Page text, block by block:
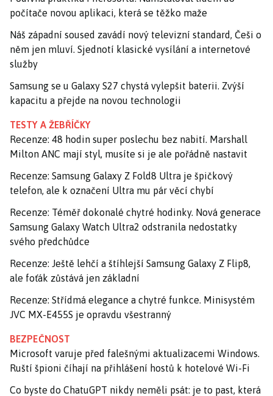
počítače novou aplikaci, která se těžko maže
Náš západní soused zavádí nový televizní standard, Češi o
něm jen mluví. Sjednotí klasické vysílání a internetové
služby
Samsung se u Galaxy S27 chystá vylepšit baterii. Zvýší
kapacitu a přejde na novou technologii
TESTY A ŽEBŘÍČKY
Recenze: 48 hodin super poslechu bez nabití. Marshall
Milton ANC mají styl, musíte si je ale pořádně nastavit
Recenze: Samsung Galaxy Z Fold8 Ultra je špičkový
telefon, ale k označení Ultra mu pár věcí chybí
Recenze: Téměř dokonalé chytré hodinky. Nová generace
Samsung Galaxy Watch Ultra2 odstranila nedostatky
svého předchůdce
Recenze: Ještě lehčí a štíhlejší Samsung Galaxy Z Flip8,
ale foťák zůstává jen základní
Recenze: Střídmá elegance a chytré funkce. Minisystém
JVC MX-E455S je opravdu všestranný
BEZPEČNOST
Microsoft varuje před falešnými aktualizacemi Windows.
Ruští špioni číhají na přihlášení hostů k hotelové Wi-Fi
Co byste do ChatuGPT nikdy neměli psát: je to past, která